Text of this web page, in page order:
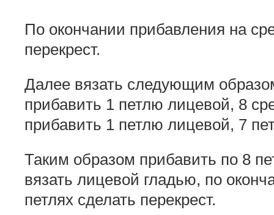
По окончании прибавления на
перекрест.
Далее вязать следующим
прибавить 1 петлю лицевой, 8
прибавить 1 петлю лицевой, 7
Таким образом прибавить по 8
вязать лицевой гладью, по
петлях сделать перекрест.